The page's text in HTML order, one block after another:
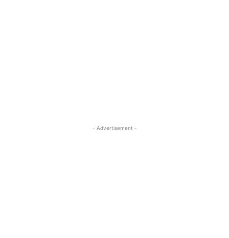
- Advertisement -